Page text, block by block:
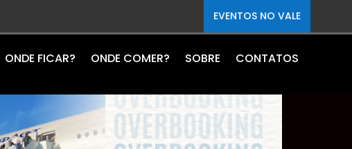
EVENTOS NO VALE
ONDE FICAR? ONDE COMER? SOBRE CONTATOS